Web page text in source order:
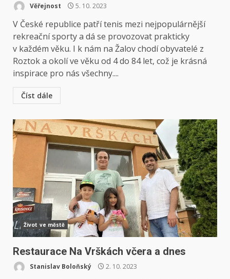
Věřejnost 5. 10. 2023
V České republice patří tenis mezi nejpopulárnější
rekreační sporty a dá se provozovat prakticky
v každém věku. I k nám na Žalov chodí obyvatelé z
Roztok a okolí ve věku od 4 do 84 let, což je krásná
inspirace pro nás všechny....
Číst dále
Život ve městě
Restaurace Na Vrškách včera a dnes
Stanislav Boloňský 2. 10. 2023